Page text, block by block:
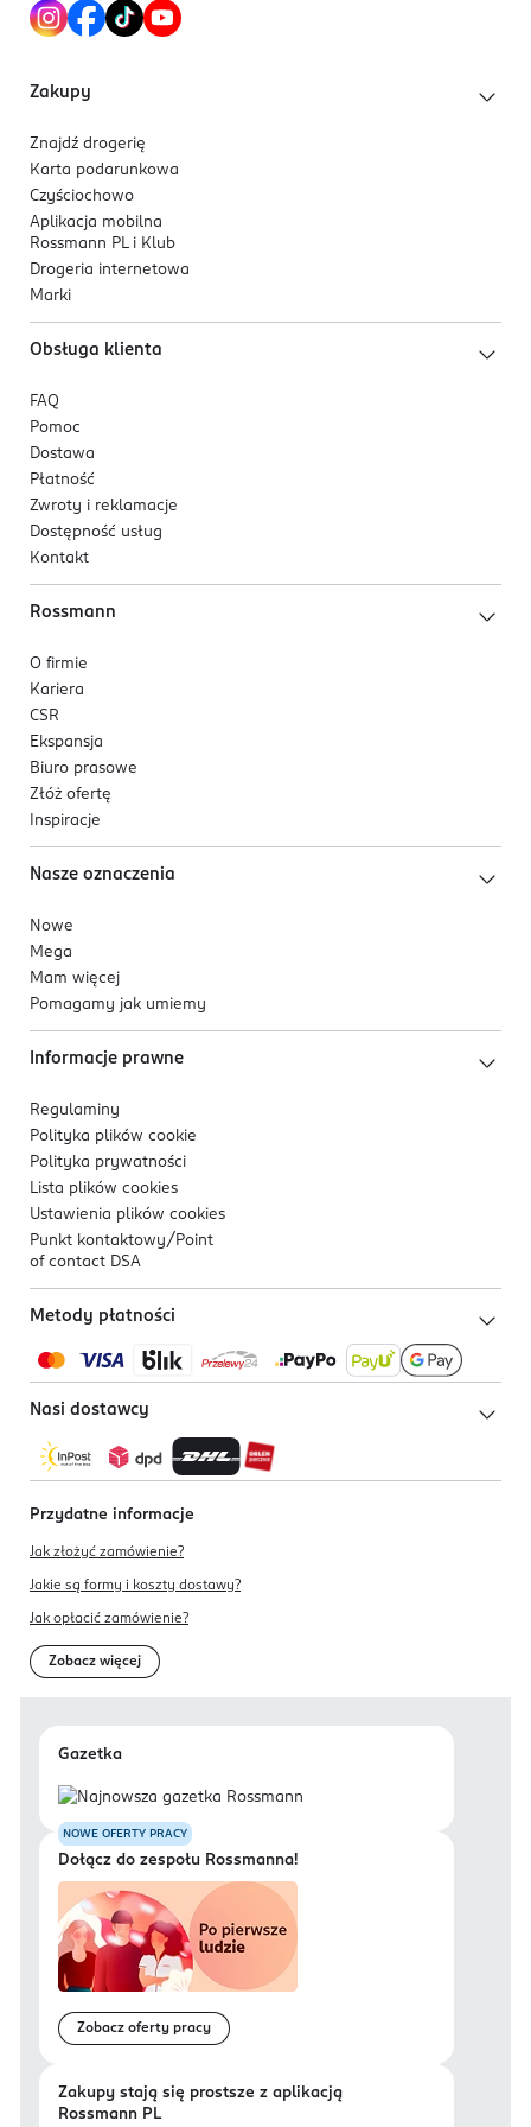
Nuty bazy:
Dla kogo jest ten zapach?
Dla kobiet, które kochają słodkie aromaty i chcą
pachnieć radośnie oraz apetycznie. Dla miłośniczek
wyrafinowanych i uroczych kompozycji.
Kod EAN
0 810192 820153
Zakupy
Znajdź drogerię
Karta podarunkowa
Czyściochowo
Aplikacja mobilna
Rossmann PL i Klub
Drogeria internetowa
Marki
Obsługa klienta
FAQ
Pomoc
Dostawa
Płatność
Zwroty i reklamacje
Dostępność usług
Kontakt
Rossmann
O firmie
Kariera
CSR
Ekspansja
Biuro prasowe
Złóż ofertę
Inspiracje
Nasze oznaczenia
Nowe
Mega
Mam więcej
Pomagamy jak umiemy
Informacje prawne
Regulaminy
Polityka plików cookie
Polityka prywatności
Lista plików cookies
Ustawienia plików cookies
Punkt kontaktowy/ Point
of contact DSA
Metody płatności
Nasi dostawcy
Przydatne informacje
Jak złożyć zamówienie?
Jakie są formy i koszty dostawy?
Jak opłacić zamówienie?
Zobacz więcej
Gazetka
NOWE OFERTY PRACY
Dołącz do zespołu Rossmanna!
Zobacz oferty pracy
Zakupy stają się prostsze z aplikacją
Rossmann PL